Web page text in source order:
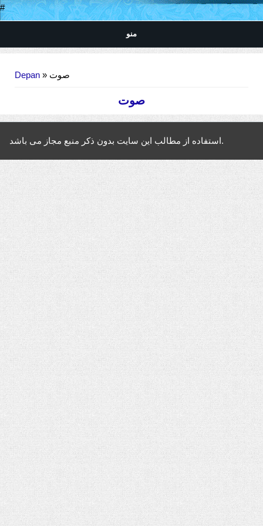
#
منو
Depan
» صوت
صوت
استفاده از مطالب این سایت بدون ذکر منبع مجاز می باشد.